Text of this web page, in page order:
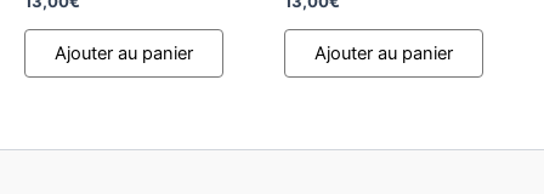
Ajouter au panier Ajouter au panier